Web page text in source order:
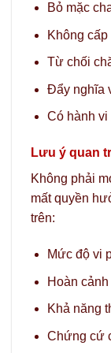
Bỏ mặc
Không
Từ chối
Đẩy nghĩa
Có hành
Lưu ý quan
Không phải
mất quyền
trên:
Mức độ vi
Hoàn
Khả năng
Chứng cứ